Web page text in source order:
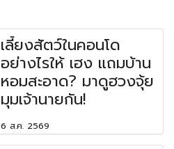
เลี้ยงสัตว์ในคอนโด
อย่างไรให้ เฮง แถมบ้าน
หอมสะอาด? มาดูฮวงจุ้ย
มุมเจ้านายกัน!
6 ส.ค. 2569